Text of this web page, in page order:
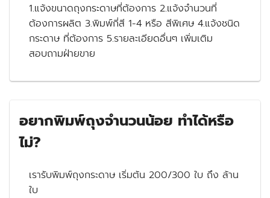
1.แจ้งขนาดถุงกระดาษที่ต้องการ 2.แจ้งจำนวนที่
ต้องการผลิต 3.พิมพ์กี่สี 1-4 หรือ สีพิเศษ 4.แจ้งชนิด
กระดาษ ที่ต้องการ 5.รายละเอียดอื่นๆ เพิ่มเติม
สอบถามฝ่ายขาย
อยากพิมพ์ถุงจำนวนน้อย ทำได้หรือ
ไม่?
เรารับพิมพ์ถุงกระดาษ เริ่มต้น 200/300 ใบ ถึง ล้าน
ใบ